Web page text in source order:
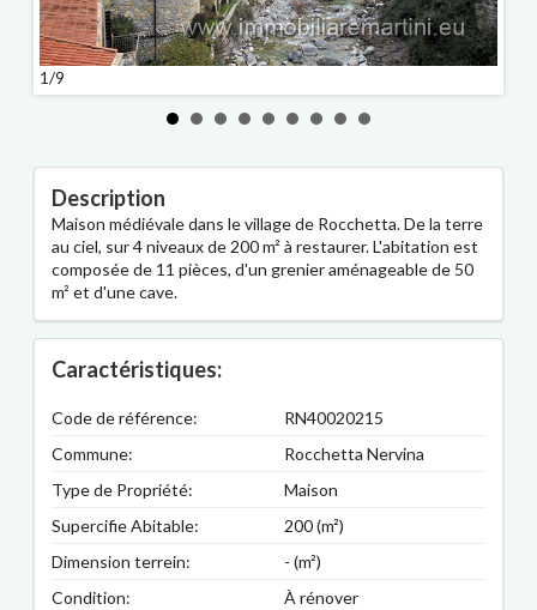
1/9
Description
Maison médiévale dans le village de Rocchetta. De la terre
au ciel, sur 4 niveaux de 200 m² à restaurer. L'abitation est
composée de 11 pièces, d'un grenier aménageable de 50
m² et d'une cave.
Caractéristiques:
Code de référence:
RN40020215
Commune:
Rocchetta Nervina
Type de Propriété:
Maison
Supercifie Abitable:
200 (m²)
Dimension terrein:
- (m²)
Condition:
À rénover